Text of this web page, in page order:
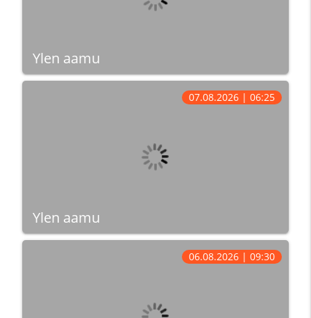
Ylen aamu
Ylen aamu
07.08.2026 | 06:25
06.08.2026 | 09:30